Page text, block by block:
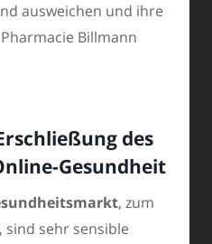
ausweichen und ihre
Billmann
des
Gesundheit
, zum
, sind sehr sensible